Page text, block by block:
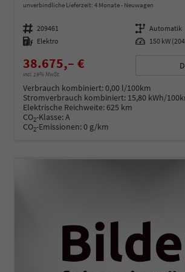
unverbindliche Lieferzeit: 4 Monate Neuwagen
Fahrzeugnummer 209461 Getriebe Automatik
Kraftstoff Elektro Leistung 150 kW
38.675,– €
incl. 19% MwSt.
Verbrauch kombiniert:0,00 l/100km
Stromverbrauch kombiniert: 15,80 kWh/
Elektrische Reichweite:625 km
CO2-Klasse:A
CO2-Emissionen:0 g/km